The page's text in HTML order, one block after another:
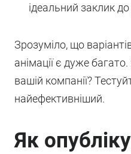
ідеальний заклик до
Зрозуміло, що
анімації є дуже
вашій компанії?
найефективніший.
Як